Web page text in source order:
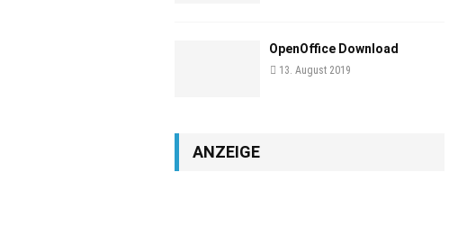
OpenOffice Download
13. August 2019
ANZEIGE